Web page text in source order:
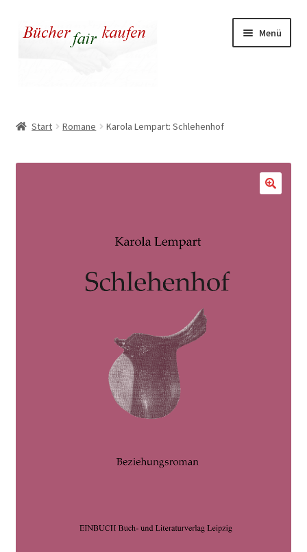
Zur
Navigation
Zum
Inhalt
Menü
Start Romane Karola Lempart: Schlehenhof